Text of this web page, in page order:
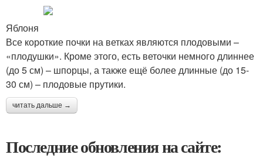
Яблоня
Все короткие почки на ветках являются плодовыми –
«плодушки». Кроме этого, есть веточки немного длиннее
(до 5 см) – шпорцы, а также ещё более длинные (до 15-
30 см) – плодовые прутики.
читать дальше →
Последние обновления на сайте: